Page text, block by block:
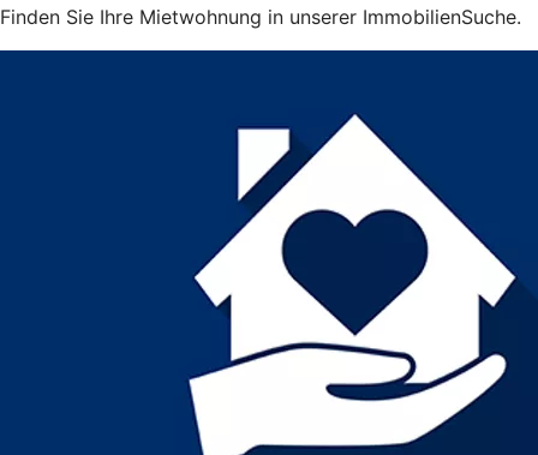
Finden Sie Ihre Mietwohnung in unserer ImmobilienSuche.